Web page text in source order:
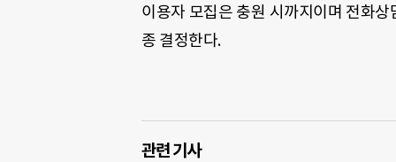
이용자 모집은 충원 시까지이며 전화
종 결정한다.
관련 기사